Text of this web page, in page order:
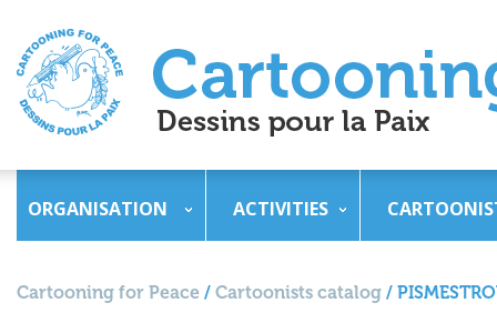
ORGANISATION ACTIVITIES
Cartooning for Peace / Cartoonists catalog /